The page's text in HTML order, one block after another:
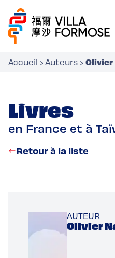
Accueil › Auteurs › Olivier
Livres
en France et à
Retour à la liste
AUTEUR
Olivier